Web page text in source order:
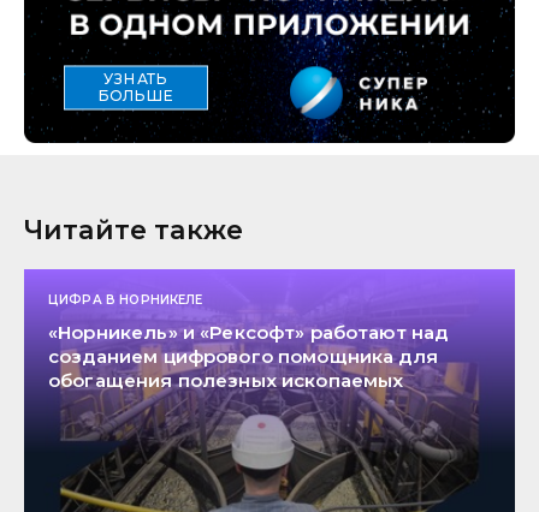
УЗНАТЬ
БОЛЬШЕ
Читайте также
ЦИФРА В НОРНИКЕЛЕ
«Норникель» и «Рексофт» работают над
созданием цифрового помощника для
обогащения полезных ископаемых